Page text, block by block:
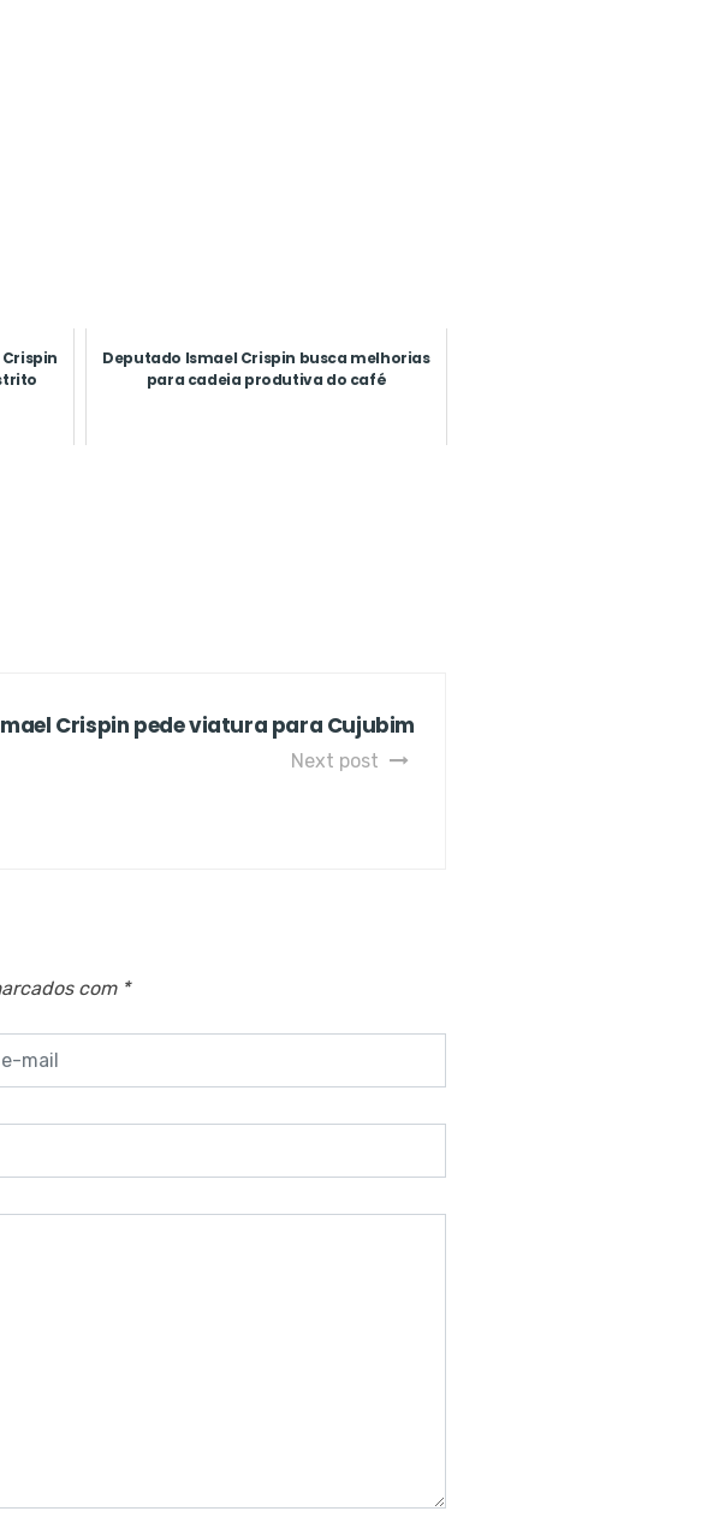
Deputado Ismael Crispin busca melhorias
para cadeia produtiva do café
Crispin pede viatura para Cujubim
Next post
com *